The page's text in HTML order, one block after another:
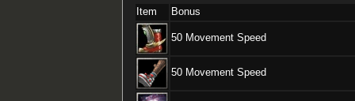
Item Bonus
50 Movement Speed
50 Movement Speed